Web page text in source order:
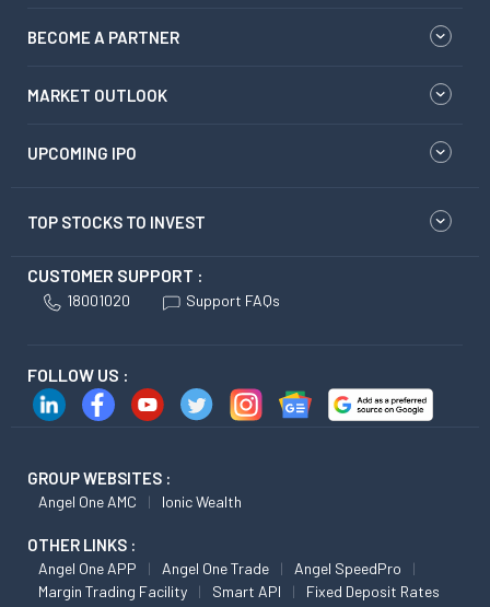
BECOME A PARTNER
MARKET OUTLOOK
UPCOMING IPO
TOP STOCKS TO INVEST
CUSTOMER SUPPORT :
18001020 Support FAQs
FOLLOW US :
GROUP WEBSITES :
Angel One AMC Ionic Wealth
OTHER LINKS :
Angel One APP Angel One Trade
Angel SpeedPro
Margin Trading Facility
Smart API Fixed Deposit Rates